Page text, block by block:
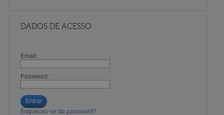
DADOS DE ACESSO
Email:
Password:
Entrar
Esqueceu-se da password?